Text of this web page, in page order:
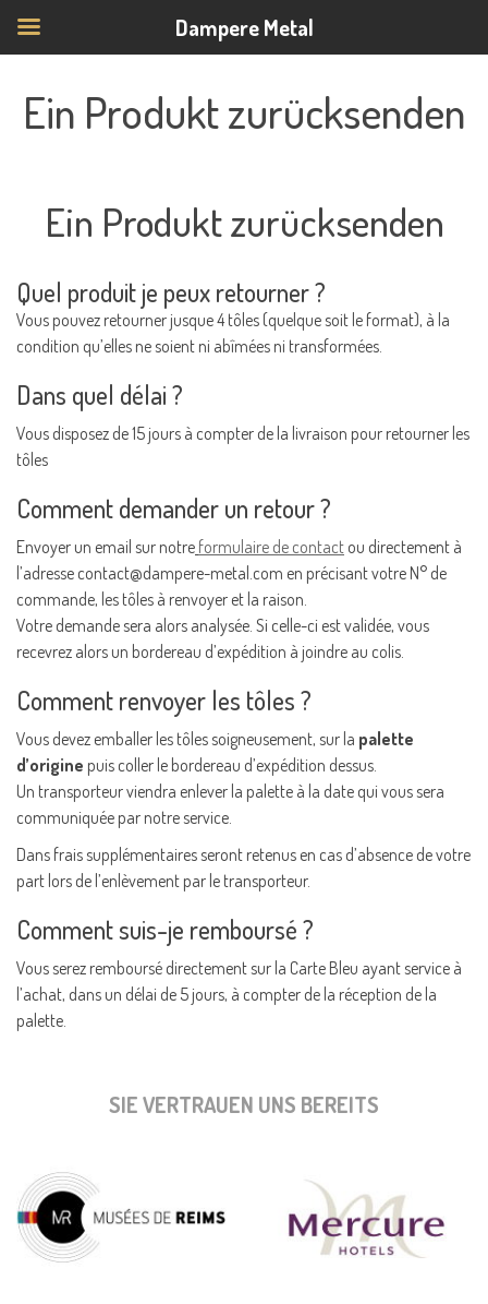
Ein Produkt zurücksenden
Ein Produkt zurücksenden
Quel produit je peux retourner ?
Vous pouvez retourner jusque 4 tôles (quelque soit le format), à la
condition qu’elles ne soient ni abîmées ni transformées.
Dans quel délai ?
Vous disposez de 15 jours à compter de la livraison pour retourner les
tôles
Comment demander un retour ?
Envoyer un email sur notre formulaire de contact ou directement à
l’adresse contact@dampere-metal.com en précisant votre N° de
commande, les tôles à renvoyer et la raison.
Votre demande sera alors analysée. Si celle-ci est validée, vous
recevrez alors un bordereau d’expédition à joindre au colis.
Comment renvoyer les tôles ?
Vous devez emballer les tôles soigneusement, sur la palette
d’origine puis coller le bordereau d’expédition dessus.
Un transporteur viendra enlever la palette à la date qui vous sera
communiquée par notre service.
Dans frais supplémentaires seront retenus en cas d’absence de votre
part lors de l’enlèvement par le transporteur.
Comment suis-je remboursé ?
Vous serez remboursé directement sur la Carte Bleu ayant service à
l’achat, dans un délai de 5 jours, à compter de la réception de la
palette.
SIE VERTRAUEN UNS BEREITS
Dampere Metal